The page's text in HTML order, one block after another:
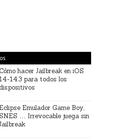
Cómo hacer Jailbreak en iOS
14.3 para todos los
dispositivos
Emulador Game Boy,
… Irrevocable juega sin